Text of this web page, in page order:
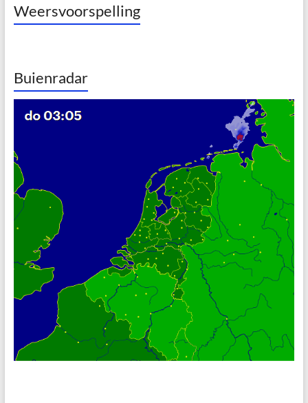
Weersvoorspelling
Buienradar